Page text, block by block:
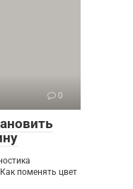
0
поменять цвет